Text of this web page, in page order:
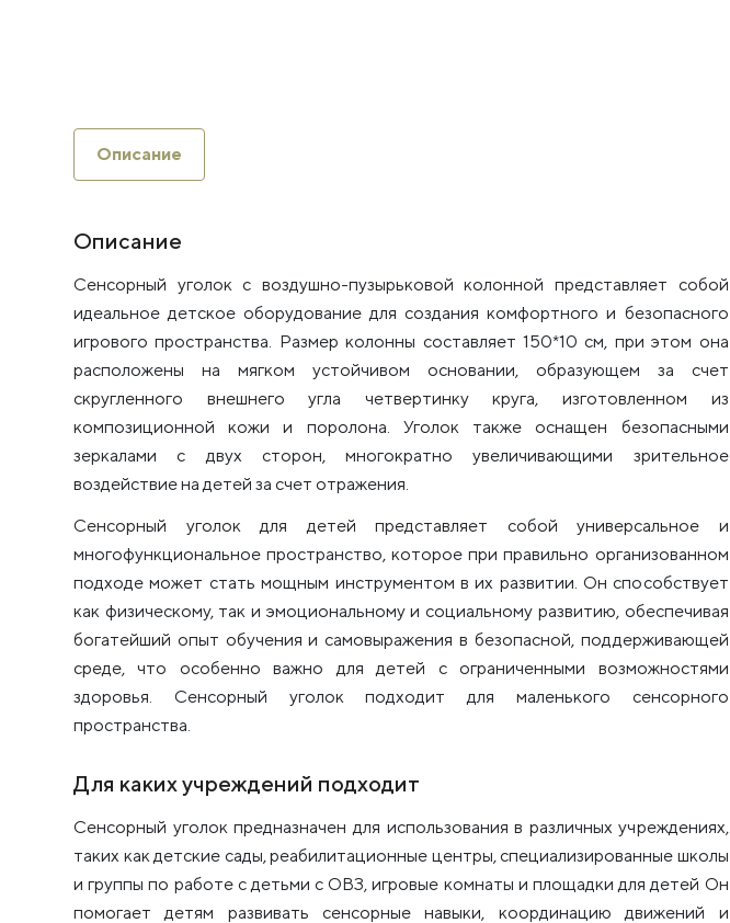
Описание
Описание
Сенсорный уголок с воздушно-пузырьковой колонной представляет собой
идеальное детское оборудование для создания комфортного и безопасного
игрового пространства. Размер колонны составляет 150*10 см, при этом она
расположены на мягком устойчивом основании, образующем за счет
скругленного внешнего угла четвертинку круга, изготовленном из
композиционной кожи и поролона. Уголок также оснащен безопасными
зеркалами с двух сторон, многократно увеличивающими зрительное
воздействие на детей за счет отражения.
Сенсорный уголок для детей представляет собой универсальное и
многофункциональное пространство, которое при правильно организованном
подходе может стать мощным инструментом в их развитии. Он способствует
как физическому, так и эмоциональному и социальному развитию, обеспечивая
богатейший опыт обучения и самовыражения в безопасной, поддерживающей
среде, что особенно важно для детей с ограниченными возможностями
здоровья. Сенсорный уголок подходит для маленького сенсорного
пространства.
Для каких учреждений подходит
Сенсорный уголок предназначен для использования в различных учреждениях,
таких как детские сады, реабилитационные центры, специализированные школы
и группы по работе с детьми с ОВЗ, игровые комнаты и площадки для детей Он
помогает детям развивать сенсорные навыки, координацию движений и